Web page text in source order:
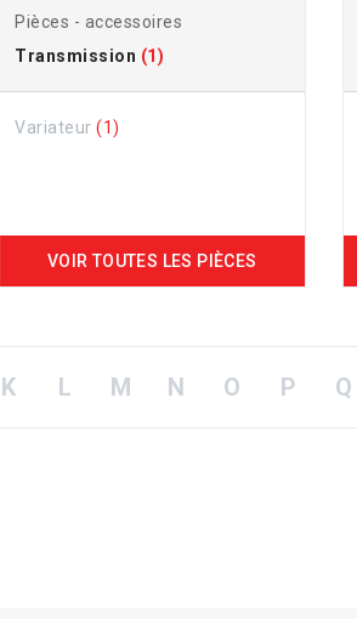
Pièces - accessoires
Transmission (1)
Variateur (1)
VOIR TOUTES LES PIÈCES
K L M N O P Q